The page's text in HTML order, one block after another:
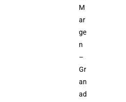
M
ar
ge
n
–
Gr
an
ad